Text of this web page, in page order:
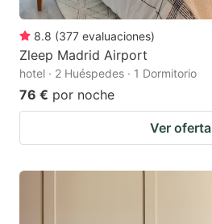
8.8 (377 evaluaciones)
Zleep Madrid Airport
hotel · 2 Huéspedes · 1 Dormitorio
76 € por noche
Ver oferta